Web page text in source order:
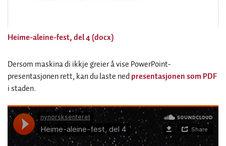
Heime-aleine-fest, del 4 (docx)
Dersom maskina di ikkje greier å vise PowerPoint-
presentasjonen rett, kan du laste ned presentasjonen som PDF
i staden.